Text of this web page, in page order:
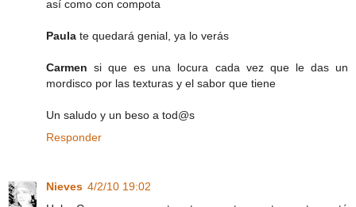
así como con compota
Paula te quedará genial, ya lo verás
Carmensi que es una locura cada vez que le das un
mordisco por las texturas y el sabor que tiene
Un saludo y un beso a tod@s
Responder
Nieves 4/2/10 19:02